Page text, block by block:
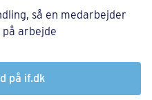
så en medarbejder
arbejde
på if.dk